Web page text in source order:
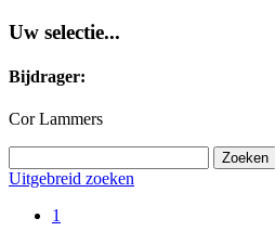
Uw selectie...
Bijdrager:
Cor Lammers
Uitgebreid zoeken
1